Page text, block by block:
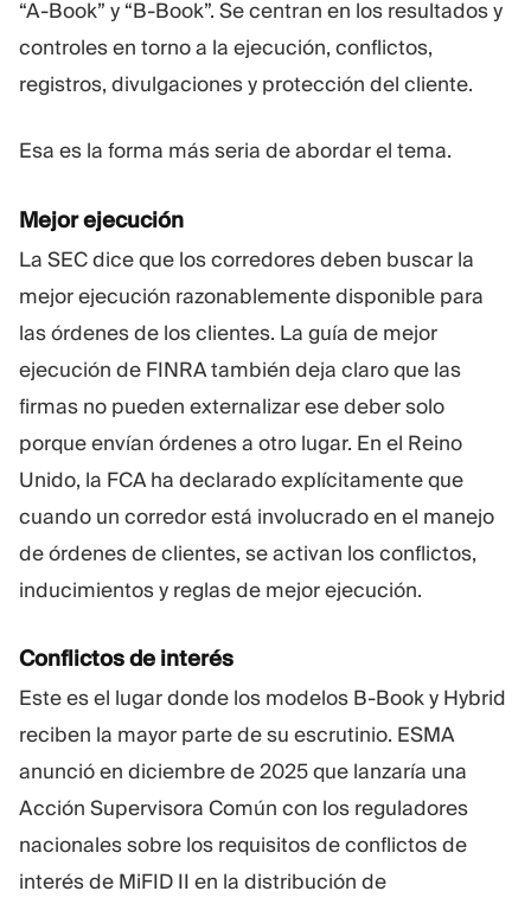
“A-Book” y “B-Book”. Se centran en los resultados y
controles en torno a la ejecución, conflictos,
registros, divulgaciones y protección del cliente.
Esa es la forma más seria de abordar el tema.
Mejor ejecución
La SEC dice que los corredores deben buscar la
mejor ejecución razonablemente disponible para
las órdenes de los clientes. La guía de mejor
ejecución de FINRA también deja claro que las
firmas no pueden externalizar ese deber solo
porque envían órdenes a otro lugar. En el Reino
Unido, la FCA ha declarado explícitamente que
cuando un corredor está involucrado en el manejo
de órdenes de clientes, se activan los conflictos,
inducimientos y reglas de mejor ejecución.
Conflictos de interés
Este es el lugar donde los modelos B-Book y Hybrid
reciben la mayor parte de su escrutinio. ESMA
anunció en diciembre de 2025 que lanzaría una
Acción Supervisora Común con los reguladores
nacionales sobre los requisitos de conflictos de
interés de MiFID II en la distribución de